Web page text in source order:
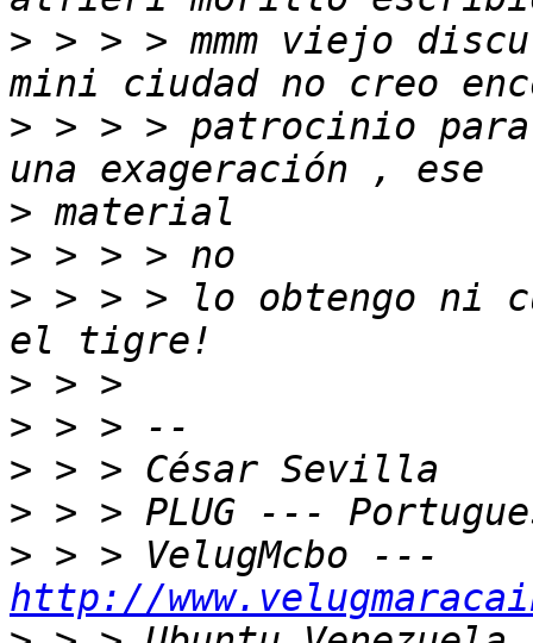
> > > > mmm viejo
> > > > patrocinio para
>
>
> > > > lo obtengo ni
>
>
>
>
>
http://